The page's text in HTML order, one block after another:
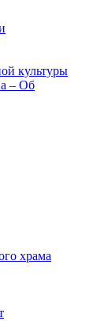
культуры
– Об
храма